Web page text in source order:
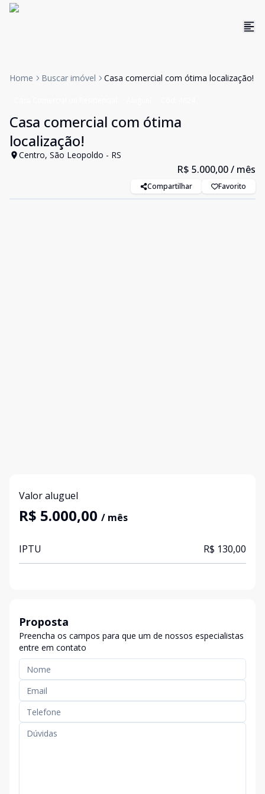
Home Buscar imóvel Casa comercial com ótima localização!
Casa comercial com ótima
localização!
Centro, São Leopoldo - RS
R$ 5.000,00/ mês
Compartilhar Favorito
Valor aluguel
R$ 5.000,00 / mês
IPTU R$ 130,00
Proposta
Preencha os campos para que um de nossos especialistas
entre em contato